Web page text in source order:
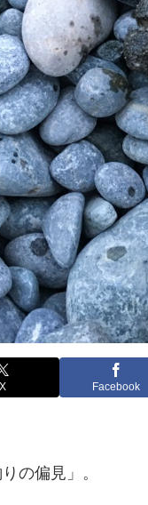
X Facebook
の偏見」。